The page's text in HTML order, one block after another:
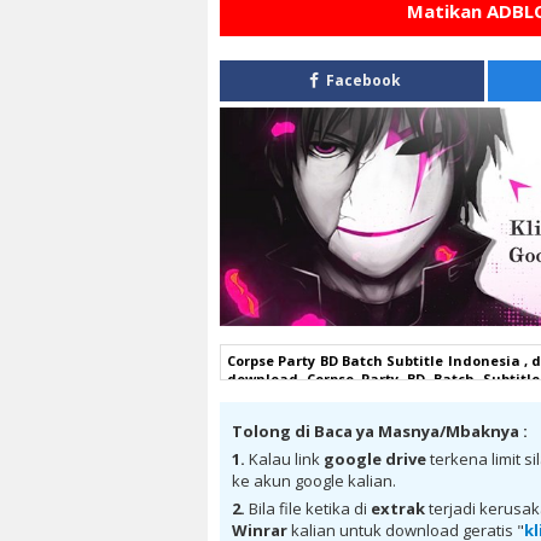
Matikan
Facebook
Corpse Party BD Batch Subtitle Indonesia
download Corpse Party BD Batch
Subtitle Indonesia kurogaze, Corpse
Subtitle Indonesia animeindo, Corpse
Corpse Party BD Batch Subtitle Indonesia
download Corpse Party BD Batch
Subtitle Indonesia batch Mega ,
Corpse Party BD Batch Subtitle Indonesia
Tolong di Baca ya Masnya/Mbaknya :
1. Kalau link google driveterkena limit
ke akun google kalian.
2. Bila file ketika di extrakterjadi
Winrarkalian untuk download geratis "